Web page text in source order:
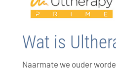
Wat is
Naarmate we ouder